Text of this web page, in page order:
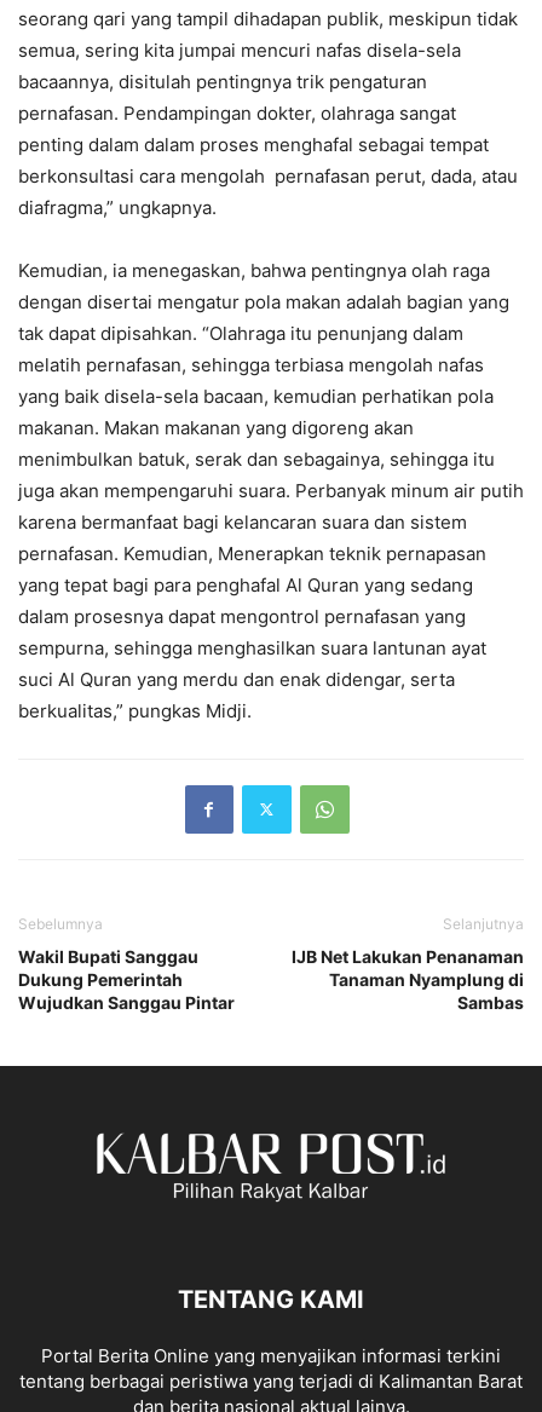
seorang qari yang tampil dihadapan publik, meskipun tidak
semua, sering kita jumpai mencuri nafas disela-sela
bacaannya, disitulah pentingnya trik pengaturan
pernafasan. Pendampingan dokter, olahraga sangat
penting dalam dalam proses menghafal sebagai tempat
berkonsultasi cara mengolah pernafasan perut, dada, atau
diafragma,” ungkapnya.
Kemudian, ia menegaskan, bahwa pentingnya olah raga
dengan disertai mengatur pola makan adalah bagian yang
tak dapat dipisahkan. “Olahraga itu penunjang dalam
melatih pernafasan, sehingga terbiasa mengolah nafas
yang baik disela-sela bacaan, kemudian perhatikan pola
makanan. Makan makanan yang digoreng akan
menimbulkan batuk, serak dan sebagainya, sehingga itu
juga akan mempengaruhi suara. Perbanyak minum air putih
karena bermanfaat bagi kelancaran suara dan sistem
pernafasan. Kemudian, Menerapkan teknik pernapasan
yang tepat bagi para penghafal Al Quran yang sedang
dalam prosesnya dapat mengontrol pernafasan yang
sempurna, sehingga menghasilkan suara lantunan ayat
suci Al Quran yang merdu dan enak didengar, serta
berkualitas,” pungkas Midji.
Sebelumnya
Wakil Bupati Sanggau
Dukung Pemerintah
Wujudkan Sanggau Pintar
Selanjutnya
IJB Net Lakukan Penanaman
Tanaman Nyamplung di
Sambas
TENTANG KAMI
Portal Berita Online yang menyajikan informasi terkini
tentang berbagai peristiwa yang terjadi di Kalimantan Barat
dan berita nasional aktual lainya.